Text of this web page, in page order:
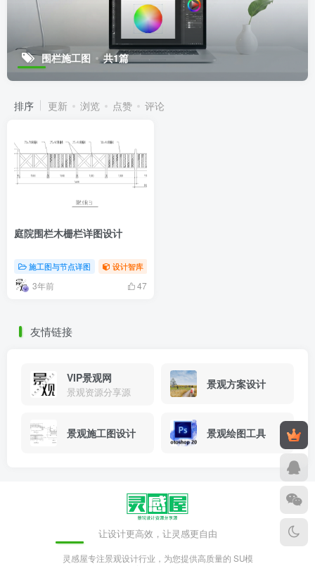
围栏施工图 共1篇
排序 更新 浏览 点赞 评论
庭院围栏木栅栏详图设计
施工图与节点详图 设计智库
3年前 47
友情链接
VIP景观网
景观资源分享源
景观方案设计
景观施工图设计 景观绘图工具
让设计更高效，让灵感更自由
灵感屋专注景观设计行业，为您提供高质量的 SU模